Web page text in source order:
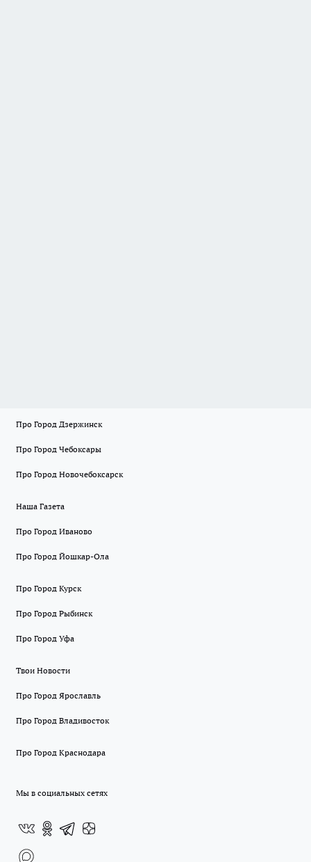
Про Город Дзержинск
Про Город Чебоксары
Про Город Новочебоксарск
Наша Газета
Про Город Иваново
Про Город Йошкар-Ола
Про Город Курск
Про Город Рыбинск
Про Город Уфа
Твои Новости
Про Город Ярославль
Про Город Владивосток
Про Город Краснодара
Мы в социальных сетях